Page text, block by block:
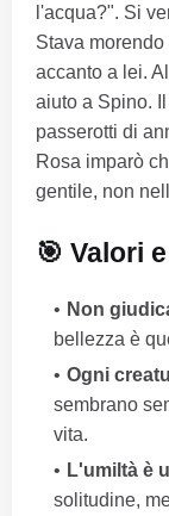
l'acqua?". Si
Stava
accanto a lei.
aiuto a Spino.
passerotti di
Rosa imparò
gentile, non
🎯 Valori
Non
bellezza è
Ogni
sembrano
vita.
L'umiltà è
solitudine,